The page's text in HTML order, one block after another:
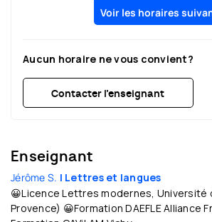
Voir les horaires
Aucun horaire ne vous convient?
Contacter l’enseignant
Enseignant
Jérôme S. | Lettres et langues
😀Licence Lettres modernes, Université
Provence) 😀Formation DAEFLE Alliance